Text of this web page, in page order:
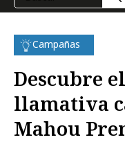
Campañas
Descubre
llamativa
Mahou